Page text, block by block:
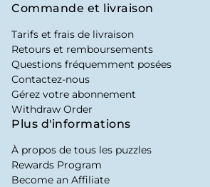
Commande et livraison
Tarifs et frais de livraison
Retours et remboursements
Questions fréquemment posées
Contactez-nous
Gérez votre abonnement
Withdraw Order
Plus d'informations
À propos de tous les puzzles
Rewards Program
Become an Affiliate